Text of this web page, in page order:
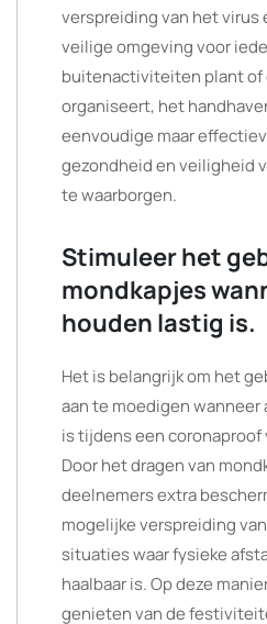
verspreiding van het virus
veilige omgeving voor
buitenactiviteiten plant
organiseert, het
eenvoudige maar
gezondheid en veiligheid
te waarborgen.
Stimuleer het
mondkapjes
houden lastig is.
Het is belangrijk om het
aan te moedigen
is tijdens een
Door het dragen van
deelnemers extra
mogelijke verspreiding
situaties waar fysieke
haalbaar is. Op deze
genieten van de